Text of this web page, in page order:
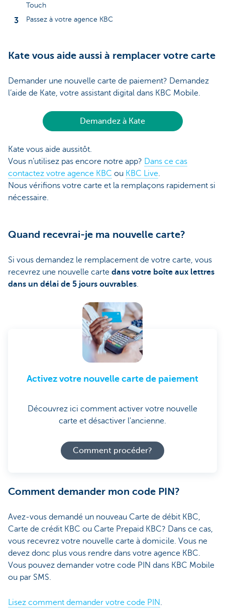
Touch
Passez à votre agence KBC
Kate vous aide aussi à remplacer votre carte
Demander une nouvelle carte de paiement? Demandez
l’aide de Kate, votre assistant digital dans KBC Mobile.
Demandez à Kate
Kate vous aide aussitôt.
Vous n’utilisez pas encore notre app? Dans ce cas
contactez votre agence KBC ou KBC Live.
Nous vérifions votre carte et la remplaçons rapidement si
nécessaire.
Quand recevrai-je ma nouvelle carte?
Si vous demandez le remplacement de votre carte, vous
recevrez une nouvelle carte dans votre boîte aux lettres
dans un délai de 5 jours ouvrables.
Activez votre nouvelle carte de paiement
Découvrez ici comment activer votre nouvelle
carte et désactiver l'ancienne.
Comment procéder?
Comment demander mon code PIN?
Avez-vous demandé un nouveau Carte de débit KBC,
Carte de crédit KBC ou Carte Prepaid KBC? Dans ce cas,
vous recevrez votre nouvelle carte à domicile. Vous ne
devez donc plus vous rendre dans votre agence KBC.
Vous pouvez demander votre code PIN dans KBC Mobile
ou par SMS.
Lisez comment demander votre code PIN.